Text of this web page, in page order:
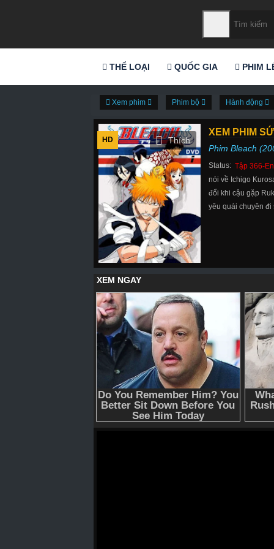
THỂ LOẠI QUỐC GIA PHIM
Xem phim Phim bộ Hành động
HD
XEM PHIM
Phim Bleach
Status: Tập 366-
nói về Ichigo
đổi khi cậu gặp
yêu quái chuyên